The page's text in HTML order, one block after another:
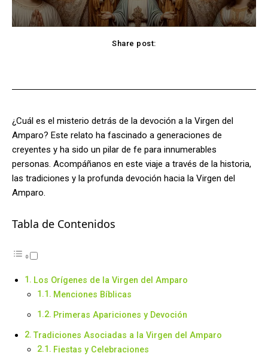
Share post:
¿Cuál es el misterio detrás de la devoción a la Virgen del
Amparo? Este relato ha fascinado a generaciones de
creyentes y ha sido un pilar de fe para innumerables
personas. Acompáñanos en este viaje a través de la historia,
las tradiciones y la profunda devoción hacia la Virgen del
Amparo.
Tabla de Contenidos
Los Orígenes de la Virgen del Amparo
Menciones Bíblicas
Primeras Apariciones y Devoción
Tradiciones Asociadas a la Virgen del Amparo
Fiestas y Celebraciones